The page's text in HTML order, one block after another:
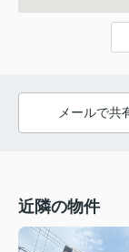
メールで共
近隣の物件